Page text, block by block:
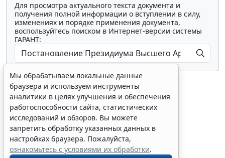
Для просмотра актуального текста документа и
получения полной информации о вступлении в силу,
изменениях и порядке применения документа,
воспользуйтесь поиском в Интернет-версии системы
ГАРАНТ:
Показать все материалы
Мы обрабатываем локальные данные
браузера и используем инструменты
аналитики в целях улучшения и обеспечения
работоспособности сайта, статистических
исследований и обзоров. Вы можете
запретить обработку указанных данных в
настройках браузера. Пожалуйста,
ознакомьтесь с условиями их обработки.